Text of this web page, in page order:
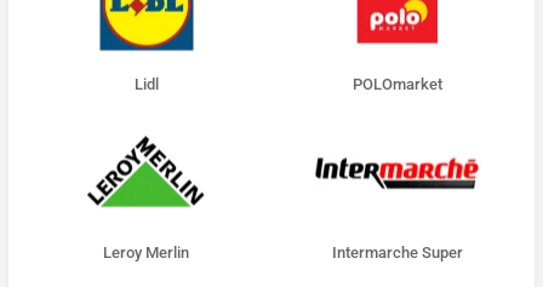
Lidl POLOmarket
Leroy Merlin Intermarche Super